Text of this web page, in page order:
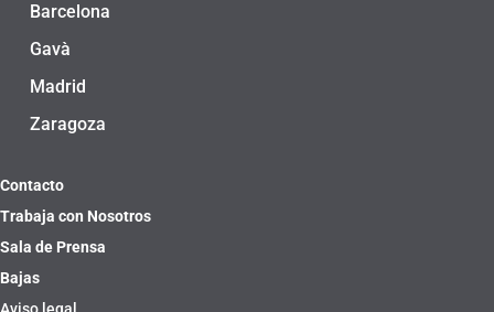
Barcelona
Gavà
Madrid
Zaragoza
Contacto
Trabaja con Nosotros
Sala de Prensa
Bajas
Aviso legal